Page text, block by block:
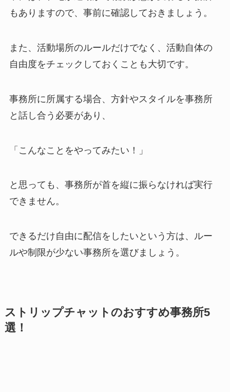
もありますので、事前に確認しておきましょう。
また、活動場所のルールだけでなく、活動自体の
自由度をチェックしておくことも大切です。
事務所に所属する場合、方針やスタイルを事務所
と話し合う必要があり、
「こんなことをやってみたい！」
と思っても、事務所が首を縦に振らなければ実行
できません。
できるだけ自由に配信をしたいという方は、ルー
ルや制限が少ない事務所を選びましょう。
ストリップチャットのおすすめ事務所5
選！